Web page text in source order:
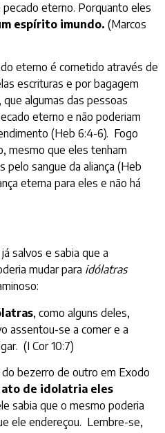
eterno. Porquanto eles
espírito imundo. (Marcos
eterno é cometido através de
escrituras e por bagagem
algumas das pessoas
eterno e não poderiam
(Heb 6:4-6). Fogo
mesmo que eles tenham
pelo sangue da aliança (Heb
eterna para eles e não há
salvos e sabia que a
mudar para idólatras
, como alguns deles,
assentou-se a comer e a
(I Cor 10:7)
bezerro de outro em Exodo
ato de idolatria eles
sabia que o mesmo poderia
ele endereçou. Lembre-se,